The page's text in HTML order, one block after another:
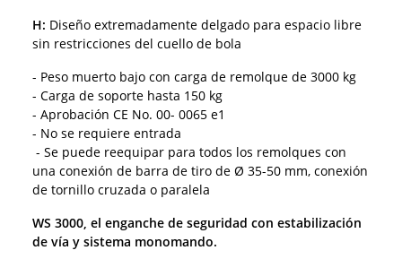
H: Diseño extremadamente delgado para espacio libre
sin restricciones del cuello de bola
- Peso muerto bajo con carga de remolque de 3000 kg
- Carga de soporte hasta 150 kg
- Aprobación CE No. 00- 0065 e1
- No se requiere entrada
- Se puede reequipar para todos los remolques con
una conexión de barra de tiro de Ø 35-50 mm, conexión
de tornillo cruzada o paralela
WS 3000, el enganche de seguridad con estabilización
de vía y sistema monomando.